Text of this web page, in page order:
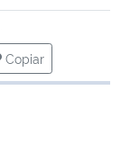
Copiar
para área de